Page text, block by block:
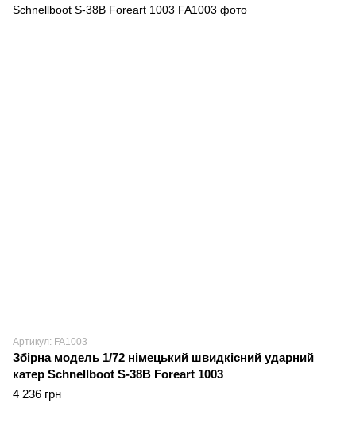
Артикул: FA1003
Збірна модель 1/72 німецький швидкісний ударний
катер Schnellboot S-38B Foreart 1003
4 236 грн